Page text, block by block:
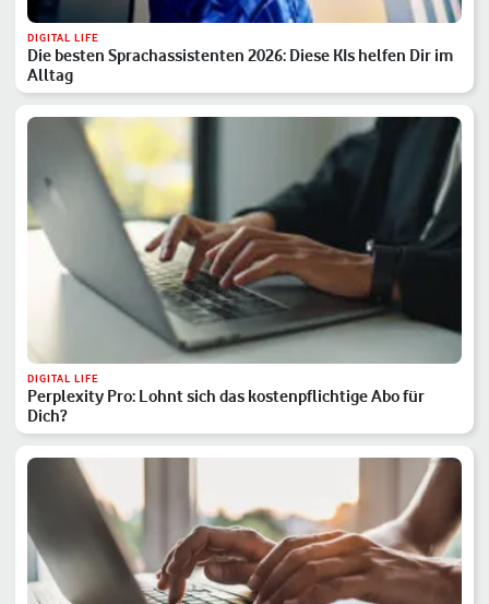
DIGITAL LIFE
Die besten Sprachassistenten 2026: Diese KIs helfen Dir im
Alltag
DIGITAL LIFE
Perplexity Pro: Lohnt sich das kostenpflichtige Abo für
Dich?